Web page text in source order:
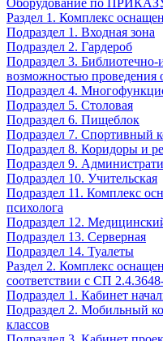
Оборудование по
Раздел 1. Комплекс
Подраздел 1. Входная зона
Подраздел 2. Гардероб
Подраздел 3.
возможностью проведения
Подраздел 4.
Подраздел 5. Столовая
Подраздел 6. Пищеблок
Подраздел 7. Спортивный
Подраздел 8. Коридоры и
Подраздел 9.
Подраздел 10. Учительская
Подраздел 11. Комплекс
психолога
Подраздел 12.
Подраздел 13. Серверная
Подраздел 14. Туалеты
Раздел 2. Комплекс
соответствии с СП
Подраздел 1. Кабинет
Подраздел 2. Мобильный
классов